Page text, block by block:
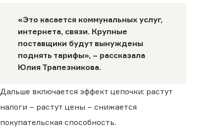
«Это касается коммунальных услуг,
интернета, связи. Крупные
поставщики будут вынуждены
поднять тарифы», – рассказала
Юлия Трапезникова.
Дальше включается эффект цепочки: растут
налоги – растут цены – снижается
покупательская способность.